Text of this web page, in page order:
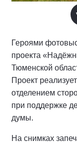
Героями
проекта
Тюменской
Проект
отделением
при поддержке
думы.
На снимках